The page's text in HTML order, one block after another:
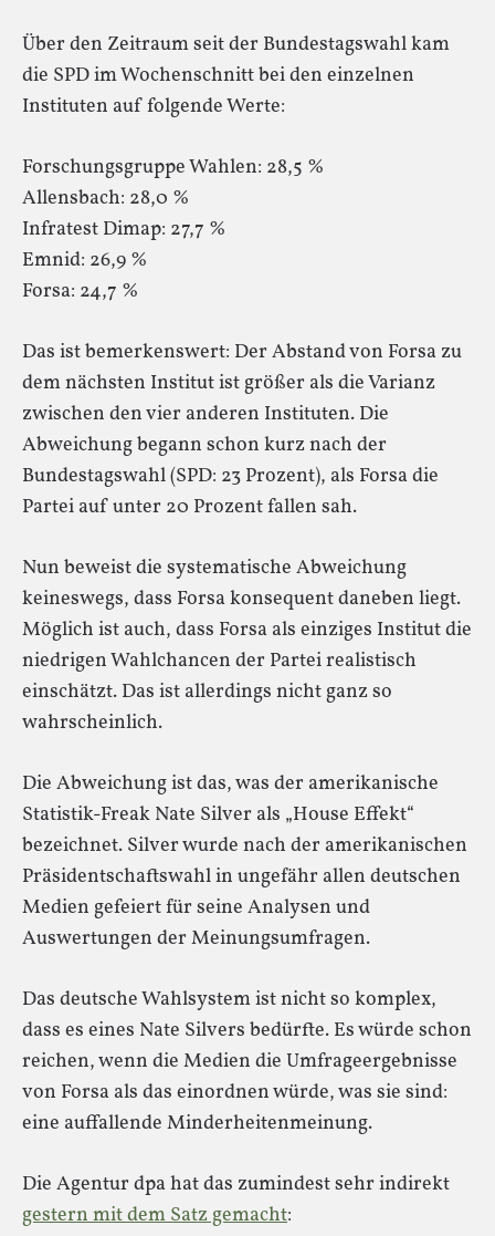
Über den Zeitraum seit der Bundestagswahl kam
die SPD im Wochenschnitt bei den einzelnen
Instituten auf folgende Werte:
Forschungsgruppe Wahlen: 28,5 %
Allensbach: 28,0 %
Infratest Dimap: 27,7 %
Emnid: 26,9 %
Forsa: 24,7 %
Das ist bemerkenswert: Der Abstand von Forsa zu
dem nächsten Institut ist größer als die Varianz
zwischen den vier anderen Instituten. Die
Abweichung begann schon kurz nach der
Bundestagswahl (SPD: 23 Prozent), als Forsa die
Partei auf unter 20 Prozent fallen sah.
Nun beweist die systematische Abweichung
keineswegs, dass Forsa konsequent daneben liegt.
Möglich ist auch, dass Forsa als einziges Institut die
niedrigen Wahlchancen der Partei realistisch
einschätzt. Das ist allerdings nicht ganz so
wahrscheinlich.
Die Abweichung ist das, was der amerikanische
Statistik-Freak Nate Silver als „House Effekt“
bezeichnet. Silver wurde nach der amerikanischen
Präsidentschaftswahl in ungefähr allen deutschen
Medien gefeiert für seine Analysen und
Auswertungen der Meinungsumfragen.
Das deutsche Wahlsystem ist nicht so komplex,
dass es eines Nate Silvers bedürfte. Es würde schon
reichen, wenn die Medien die Umfrageergebnisse
von Forsa als das einordnen würde, was sie sind:
eine auffallende Minderheitenmeinung.
Die Agentur dpa hat das zumindest sehr indirekt
gestern mit dem Satz gemacht: